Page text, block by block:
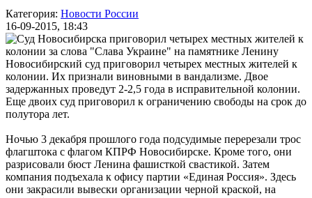
Категория: Новости России
16-09-2015, 18:43
Новосибирский суд приговорил четырех местных жителей к
колонии. Их признали виновными в вандализме. Двое
задержанных проведут 2-2,5 года в исправительной колонии.
Еще двоих суд приговорил к ограничению свободы на срок до
полутора лет.
Ночью 3 декабря прошлого года подсудимые перерезали трос
флагштока с флагом КПРФ Новосибирске. Кроме того, они
разрисовали бюст Ленина фашисткой свастикой. Затем
компания подъехала к офису партии «Единая Россия». Здесь
они закрасили вывески организации черной краской, на